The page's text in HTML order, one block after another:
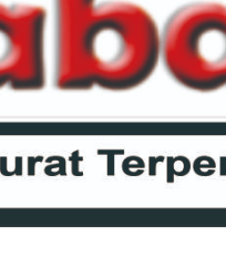
EKONOMI HANKAM